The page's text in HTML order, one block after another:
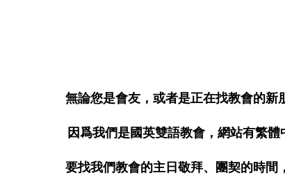
無論您是會友，或者是正在找教會的新
因爲我們是國英雙語教會，網站有繁體
要找我們教會的主日敬拜、團契的時間